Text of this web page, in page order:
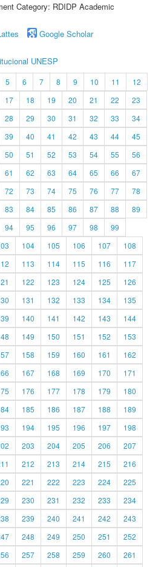
Category: RDIDP Academic
Google Scholar
UNESP
5 6 7 8 9 10 11
12
17 18 19 20 21 22
23
28 29 30 31 32 33
34
39 40 41 42 43 44
45
50 51 52 53 54 55
56
61 62 63 64 65 66
67
72 73 74 75 76 77
78
83 84 85 86 87 88
89
94 95 96 97 98
99
104 105 106 107
108
113 114 115 116
117
122 123 124 125
126
131 132 133 134
135
140 141 142 143
144
149 150 151 152
153
158 159 160 161
162
167 168 169 170
171
176 177 178 179
180
185 186 187 188
189
194 195 196 197
198
203 204 205 206
207
212 213 214 215
216
221 222 223 224
225
230 231 232 233
234
239 240 241 242
243
248 249 250 251
252
257 258 259 260 261